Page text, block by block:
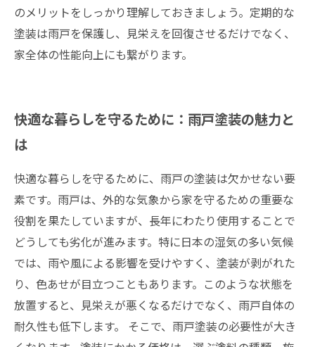
のメリットをしっかり理解しておきましょう。定期的な
塗装は雨戸を保護し、見栄えを回復させるだけでなく、
家全体の性能向上にも繋がります。
快適な暮らしを守るために：雨戸塗装の魅力と
は
快適な暮らしを守るために、雨戸の塗装は欠かせない要
素です。雨戸は、外的な気象から家を守るための重要な
役割を果たしていますが、長年にわたり使用することで
どうしても劣化が進みます。特に日本の湿気の多い気候
では、雨や風による影響を受けやすく、塗装が剥がれた
り、色あせが目立つこともあります。このような状態を
放置すると、見栄えが悪くなるだけでなく、雨戸自体の
耐久性も低下します。 そこで、雨戸塗装の必要性が大き